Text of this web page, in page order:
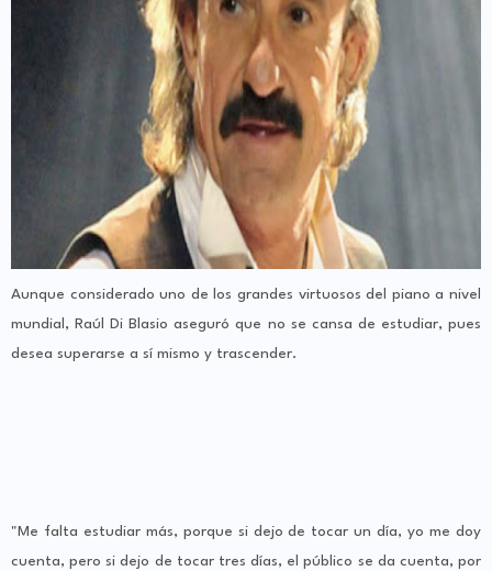
Aunque considerado uno de los grandes virtuosos del piano a nivel
mundial, Raúl Di Blasio aseguró que no se cansa de estudiar, pues
desea superarse a sí mismo y trascender.
"Me falta estudiar más, porque si dejo de tocar un día, yo me doy
cuenta, pero si dejo de tocar tres días, el público se da cuenta, por